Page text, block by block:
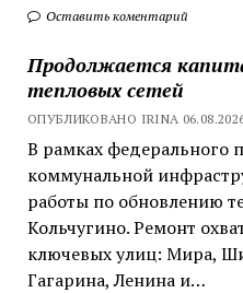
Оставить коментарий
Продолжается
тепловых сетей
ОПУБЛИКОВАНО IRINA
В рамках федерального
коммунальной
работы по обновлению
Кольчугино. Ремонт
ключевых улиц: Мира,
Гагарина, Ленина и…